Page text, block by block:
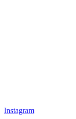
Instagram